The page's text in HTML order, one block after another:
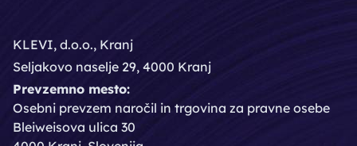
KLEVI, d.o.o., Kranj
Seljakovo naselje 29, 4000 Kranj
Prevzemno mesto:
Osebni prevzem naročil in trgovina za pravne osebe
Bleiweisova ulica 30